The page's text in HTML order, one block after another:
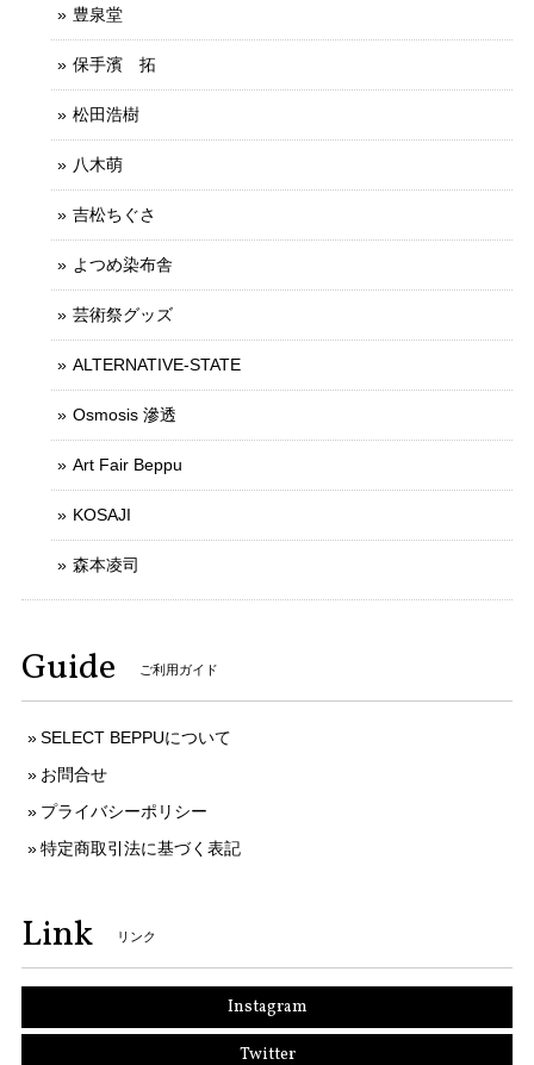
豊泉堂
保手濱 拓
松田浩樹
八木萌
吉松ちぐさ
よつめ染布舎
芸術祭グッズ
ALTERNATIVE-STATE
Osmosis 滲透
Art Fair Beppu
KOSAJI
森本凌司
Guide ご利用ガイド
SELECT BEPPUについて
お問合せ
プライバシーポリシー
特定商取引法に基づく表記
Link リンク
Instagram
Twitter